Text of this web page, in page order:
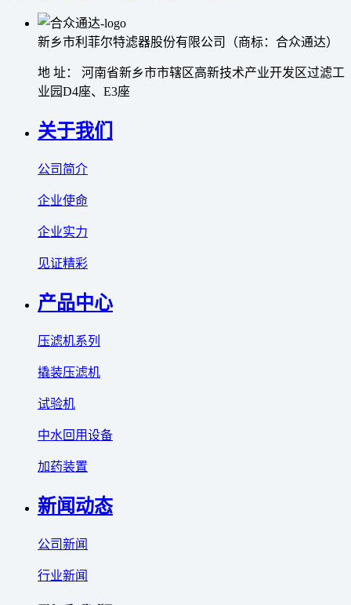
新乡市利菲尔特滤器股份有限公司（商标：合众通达）
地 址： 河南省新乡市市辖区高新技术产业开发区过滤工
业园D4座、E3座
关于我们
公司简介
企业使命
企业实力
见证精彩
产品中心
压滤机系列
撬装压滤机
试验机
中水回用设备
加药装置
新闻动态
公司新闻
行业新闻